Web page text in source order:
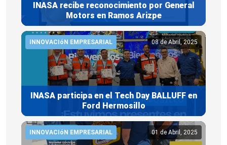
INASA recibe reconocimiento por General
Motors en Ramos Arizpe
INNOVACIóN EMPRESARIAL 08 de Abril, 2025
INASA participa en el Tech Day BALLUFF en
Ford Hermosillo
INNOVACIóN EMPRESARIAL 01 de Abril, 2025